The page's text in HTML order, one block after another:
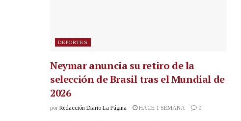
DEPORTES
Neymar anuncia su retiro de la
selección de Brasil tras el Mundial de
2026
por Redacción Diario La Página HACE 1 SEMANA 0